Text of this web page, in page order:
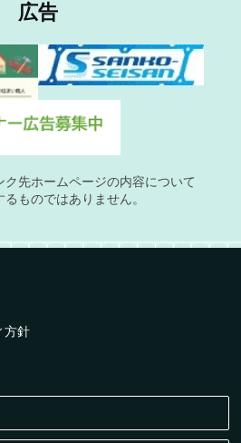
広告
先ホームページの内容について
ものではありません。
方針